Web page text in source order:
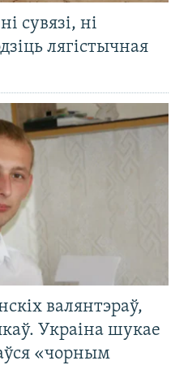
сувязі, ні
лягістычная
валянтэраў,
Украіна шукае
«чорным